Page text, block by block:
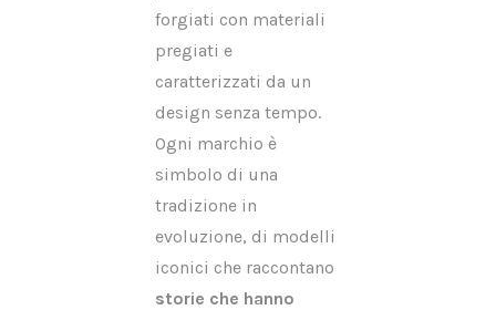
forgiati con materiali
pregiati e
caratterizzati da un
design senza tempo.
Ogni marchio è
simbolo di una
tradizione in
evoluzione, di modelli
iconici che raccontano
storie che hanno